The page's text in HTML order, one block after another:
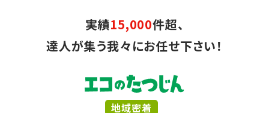
実績15,000件超、
達人が集う我々にお任せ下さい！
地域密着